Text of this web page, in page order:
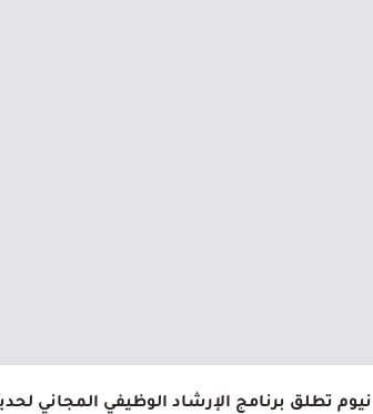
نيوم تطلق برنامج الإرشاد الوظيفي المجاني